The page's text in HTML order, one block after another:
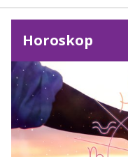
Horoskop